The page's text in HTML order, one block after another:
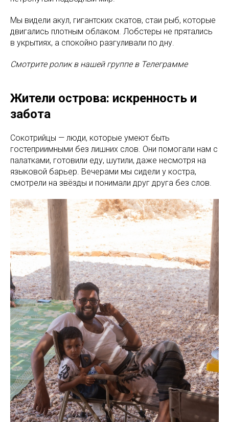
Мы видели акул, гигантских скатов, стаи рыб, которые
двигались плотным облаком. Лобстеры не прятались
в укрытиях, а спокойно разгуливали по дну.
Смотрите ролик в нашей группе в Телеграмме
Жители острова: искренность и
забота
Сокотрийцы — люди, которые умеют быть
гостеприимными без лишних слов. Они помогали нам с
палатками, готовили еду, шутили, даже несмотря на
языковой барьер. Вечерами мы сидели у костра,
смотрели на звёзды и понимали друг друга без слов.